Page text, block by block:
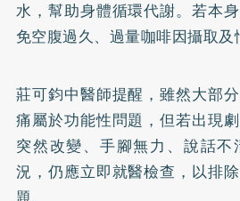
水，幫助身體循環代謝。若本
免空腹過久、過量咖啡因攝取及
莊可鈞中醫師提醒，雖然大部
痛屬於功能性問題，但若出現
突然改變、手腳無力、說話
況，仍應立即就醫檢查，以排